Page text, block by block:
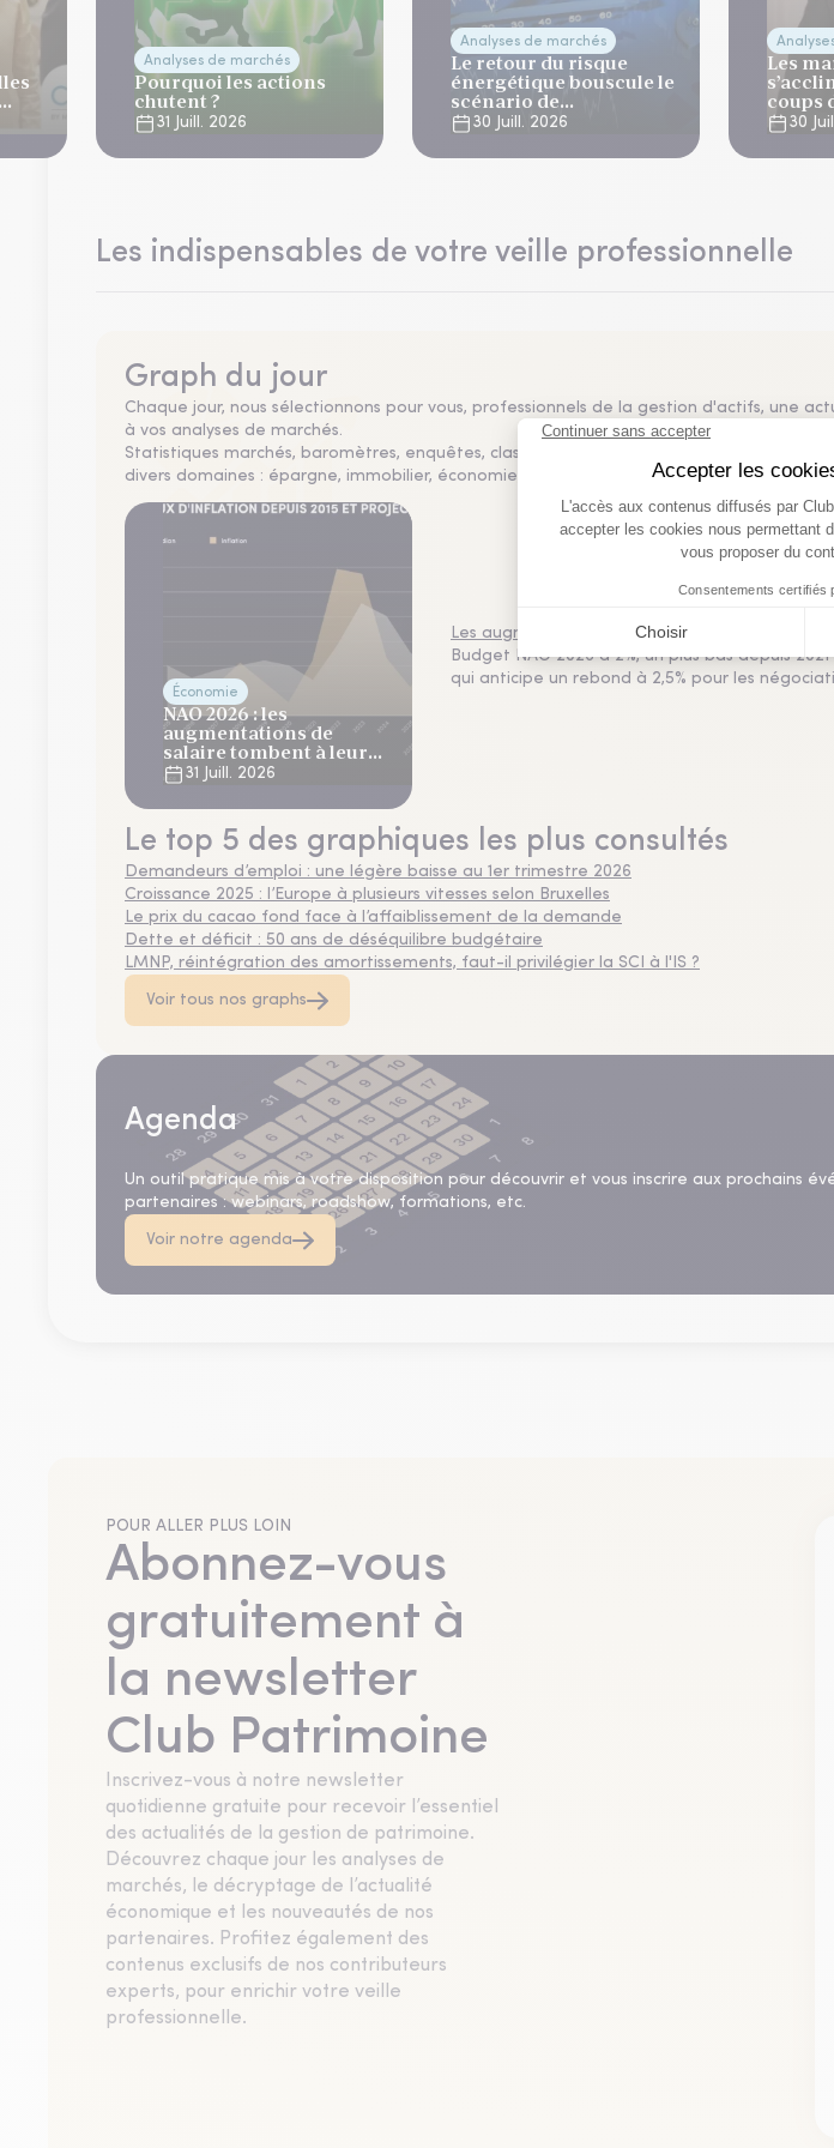
Analyses de marchés
Pourquoi les actions
chutent ?
31 Juill. 2026
Analyses de marchés
Le retour du risque
énergétique bouscule le
scénario de
normalisation
30 Juill. 2026
Les
coups
30
Les indispensables de votre veille professionnelle
Graph du jour
Chaque jour, nous sélectionnons pour vous, professionnels de la gestion d'actifs, une
à vos analyses de marchés.
Statistiques marchés, baromètres, enquêtes, classements, résumés en un graphique ou
divers domaines : épargne, immobilier, économie, finances, etc. Ne manquez pas l'info
Économie
NAO 2026 : les
augmentations de
salaire tombent à leur
plus bas niveau depuis 4
ans
31 Juill. 2026
Les augmentations de salaire au plus bas
Budget NAO 2026 à 2%, un plus bas depuis
qui anticipe un rebond à 2,5% pour les
Le top 5 des graphiques les plus consultés
Demandeurs d’emploi : une légère baisse au 1er trimestre 2026
Croissance 2025 : l’Europe à plusieurs vitesses selon Bruxelles
Le prix du cacao fond face à l’affaiblissement de la demande
Dette et déficit : 50 ans de déséquilibre budgétaire
LMNP, réintégration des amortissements, faut-il privilégier la SCI à l'IS ?
Voir tous nos graphs
Agenda
Un outil pratique mis à votre disposition pour découvrir et vous inscrire aux prochains
partenaires : webinars, roadshow, formations, etc.
Voir notre agenda
POUR ALLER PLUS LOIN
Abonnez-vous
gratuitement à
la newsletter
Club Patrimoine
Inscrivez-vous à notre newsletter
quotidienne gratuite pour recevoir l’essentiel
des actualités de la gestion de patrimoine.
Découvrez chaque jour les analyses de
marchés, le décryptage de l’actualité
économique et les nouveautés de nos
partenaires. Profitez également des
contenus exclusifs de nos contributeurs
experts, pour enrichir votre veille
professionnelle.